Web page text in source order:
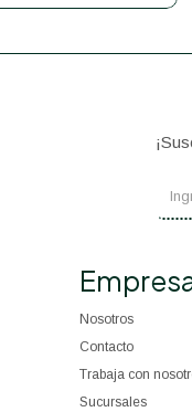
Nosotros
Contacto
Trabaja con
Sucursales